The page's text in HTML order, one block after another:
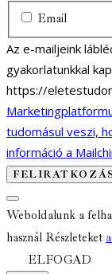
Email
Az e-mailjeink
gyakorlatunkkal
https://
tudomásul veszi,
információ a
Weboldalunk a
használ Részleteket
ELFOGAD